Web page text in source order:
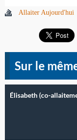
Allaiter Aujourd'hui
Sur le
Élisabeth (co-